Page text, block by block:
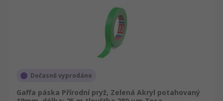
Dočasně vyprodáno
Gaffa páska Přírodní pryž, Zelená Akryl potahovaný